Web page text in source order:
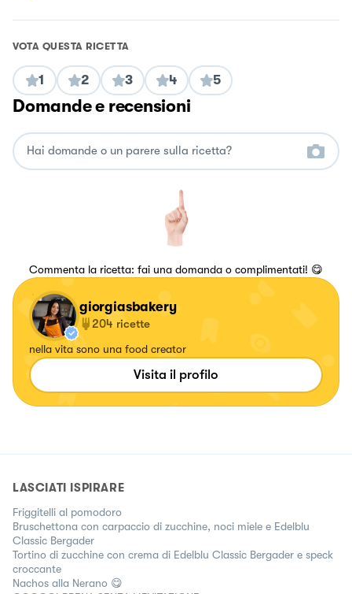
VOTA QUESTA RICETTA
1 2 3 4 5
Domande e recensioni
Commenta la ricetta: fai una domanda o complimentati! 😋
giorgiasbakery
204 ricette
nella vita sono una food creator
Visita il profilo
LASCIATI ISPIRARE
Friggitelli al pomodoro
Bruschettona con carpaccio di zucchine, noci miele e Edelblu
Classic Bergader
Tortino di zucchine con crema di Edelblu Classic Bergader e speck
croccante
Nachos alla Nerano 😋